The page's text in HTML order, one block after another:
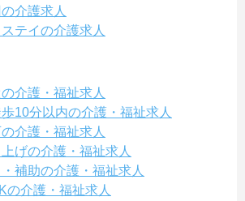
介護求人
テイの介護求人
介護・福祉求人
10分以内の介護・福祉求人
介護・福祉求人
げの介護・福祉求人
補助の介護・福祉求人
の介護・福祉求人